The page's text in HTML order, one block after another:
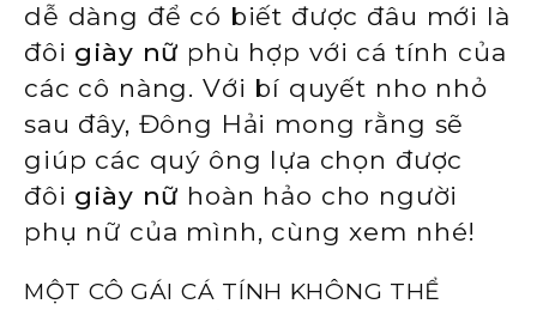
dễ dàng để có biết được đâu mới là
đôi giày nữ phù hợp với cá tính của
các cô nàng. Với bí quyết nho nhỏ
sau đây, Đông Hải mong rằng sẽ
giúp các quý ông lựa chọn được
đôi giày nữ hoàn hảo cho người
phụ nữ của mình, cùng xem nhé!
MỘT CÔ GÁI CÁ TÍNH KHÔNG THỂ